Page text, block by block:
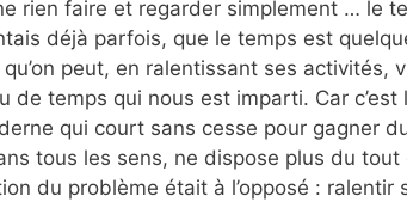
rien faire et regarder simplement … le
déjà parfois, que le temps est
qu’on peut, en ralentissant ses activités,
de temps qui nous est imparti. Car c’est
qui court sans cesse pour gagner
tous les sens, ne dispose plus du
du problème était à l’opposé :